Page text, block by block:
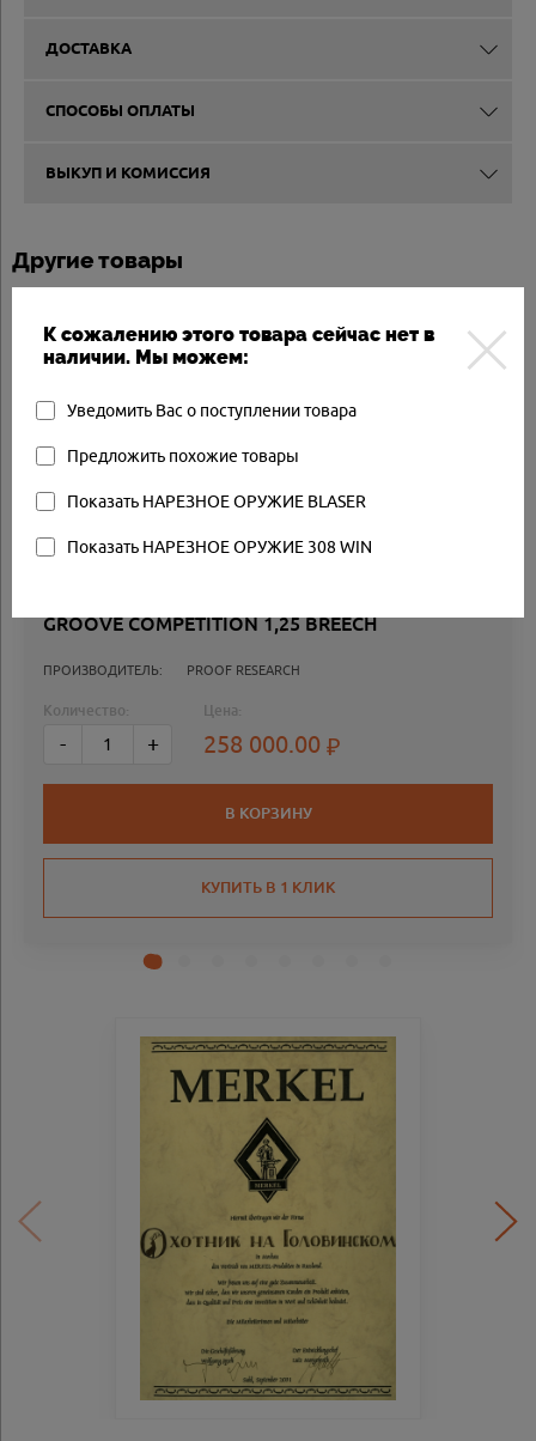
ДОСТАВКА
СПОСОБЫ ОПЛАТЫ
ВЫКУП И КОМИССИЯ
К сожалению этого товара сейчас нет в
наличии. Мы можем:
Уведомить Вас о поступлении товара
Предложить похожие товары
Показать НАРЕЗНОЕ ОРУЖИЕ BLASER
Показать НАРЕЗНОЕ ОРУЖИЕ 308 WIN
Другие товары
Арт.: 113745
Товар в наличии
GROOVE COMPETITION 1,25 BREECH
ПРОИЗВОДИТЕЛЬ: PROOF RESEARCH
Количество:
- +
Цена:
258 000.00
В КОРЗИНУ
КУПИТЬ В 1 КЛИК